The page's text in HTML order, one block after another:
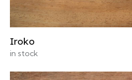
Iroko
in stock